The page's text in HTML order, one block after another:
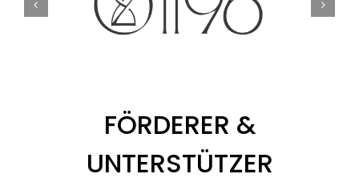
FÖRDERER &
UNTERSTÜTZER